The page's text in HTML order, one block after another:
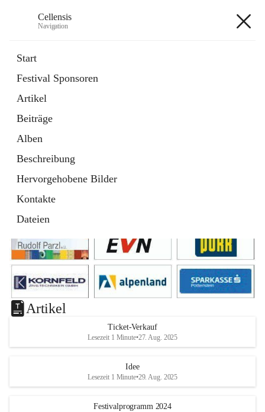
Cellensis
Navigation
Start
Festival Sponsoren
Artikel
Beiträge
Alben
Beschreibung
Hervorgehobene Bilder
Kontakte
Dateien
Festival Sponsoren
Artikel
Ticket-Verkauf
Lesezeit 1 Minute•27. Aug. 2025
Idee
Lesezeit 1 Minute•29. Aug. 2025
Festivalprogramm 2024